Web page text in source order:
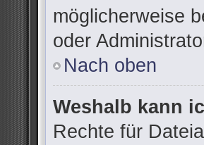
möglicherweise
oder
Nach oben
Weshalb kann
Rechte für